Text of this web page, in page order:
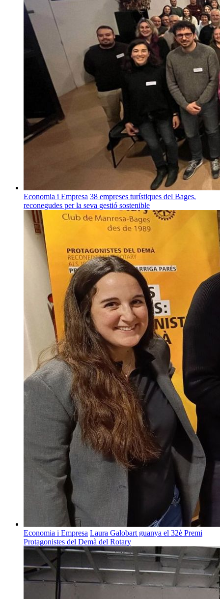
Economia i Empresa 38 empreses turístiques del Bages,
reconegudes per la seva gestió sostenible
Economia i Empresa Laura Galobart guanya el 32è Premi
Protagonistes del Demà del Rotary